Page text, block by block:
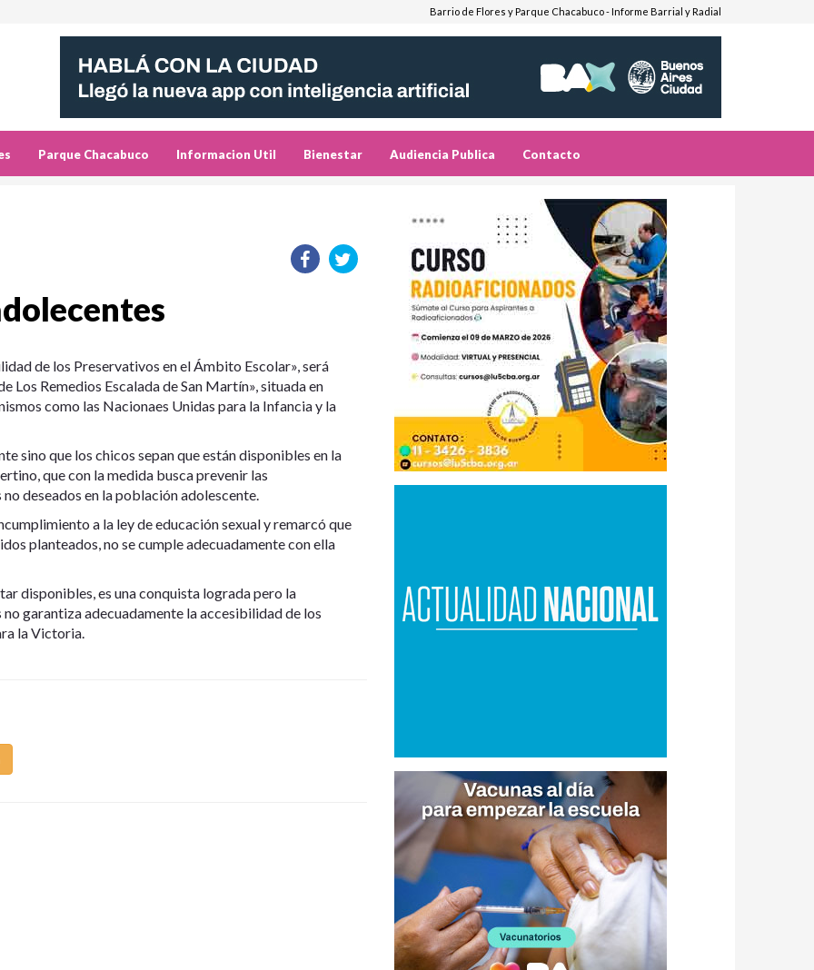
Barrio de Flores y Parque Chacabuco - Informe Barrial y Radial
Parque Chacabuco Informacion Util Bienestar Audiencia Publica Contacto
de los Preservativos en el Ámbito Escolar», será
Los Remedios Escalada de San Martín», situada en
como las Nacionaes Unidas para la Infancia y la
sino que los chicos sepan que están disponibles en la
que con la medida busca prevenir las
deseados en la población adolescente.
a la ley de educación sexual y remarcó que
planteados, no se cumple adecuadamente con ella
disponibles, es una conquista lograda pero la
garantiza adecuadamente la accesibilidad de los
la Victoria.